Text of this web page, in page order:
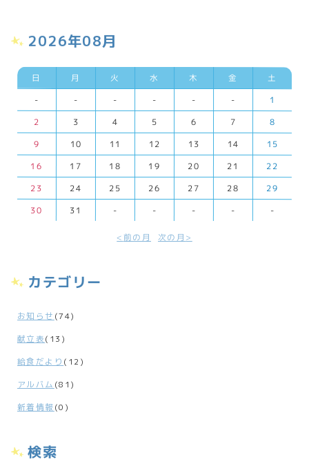
2026年08月
日 月 火 水 木 金 土
- - - - - -
1
2
3 4 5 6 7
8
9
10 11 12 13 14
15
16
17 18 19 20 21 22
23 24 25 26 27 28 29
30 31 - - - - -
前の月 次の月
カテゴリー
お知らせ (74)
献立表(13)
給食だより (12)
アルバム (81)
新着情報 (0)
検索